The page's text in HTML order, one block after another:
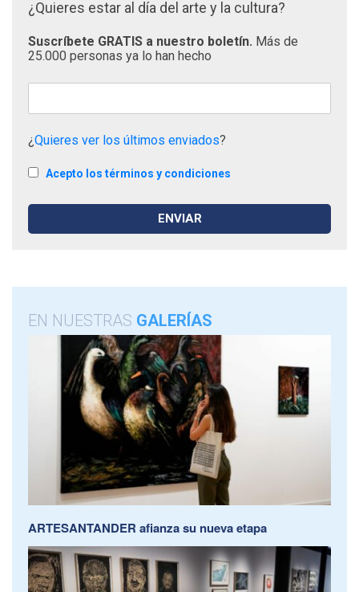
¿Quieres estar al día del arte y la cultura?
Suscríbete GRATIS a nuestro boletín. Más de
25.000 personas ya lo han hecho
¿Quieres ver los últimos enviados?
Acepto los términos y condiciones
EN NUESTRAS GALERÍAS
ARTESANTANDER afianza su nueva etapa